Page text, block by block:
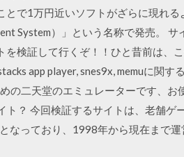
とで1万円近いソフトがざらに現れ
System）」という名称で発売。
を検証して行くぞ！！ひと昔前は、
app player, snes9x, memuに関
の二天堂のエミュレーターです、
ト？ 今回検証するサイトは、老舗
なっており、1998年から現在まで